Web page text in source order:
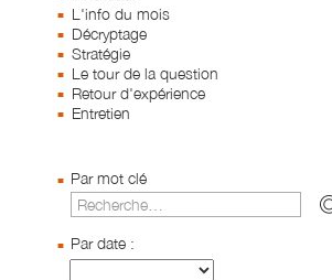
L'info du mois
Décryptage
Stratégie
Le tour de la question
Retour d'expérience
Entretien
Par mot clé
Par date :